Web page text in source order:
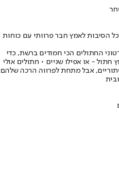
הסיבות לאמץ חבר פרוותי עם כוחות
החתולים הכי חמודים ברשת, כדי
חתול - או אפילו שניים • חתולים אולי
אבל מתחת לפרווה הרכה שלהם